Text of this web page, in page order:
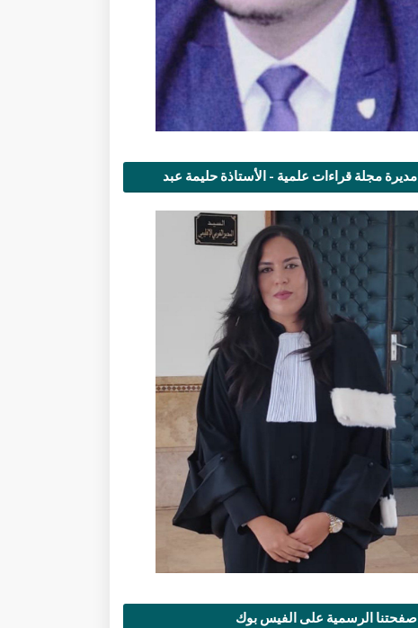
مديرة مجلة قراءات علمية - الأستاذة حليمة عبد
صفحتنا الرسمية على الفيس بوك